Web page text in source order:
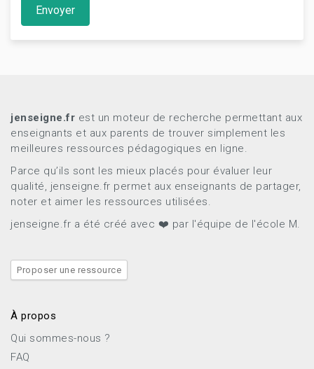
Envoyer
jenseigne.fr est un moteur de recherche permettant aux
enseignants et aux parents de trouver simplement les
meilleures ressources pédagogiques en ligne.
Parce qu’ils sont les mieux placés pour évaluer leur
qualité, jenseigne.fr permet aux enseignants de partager,
noter et aimer les ressources utilisées.
jenseigne.fr a été créé avec ❤️ par l'équipe de l'école M.
Proposer une ressource
À propos
Qui sommes-nous ?
FAQ